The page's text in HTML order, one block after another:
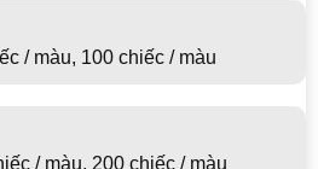
/ màu, 100 chiếc / màu
/ màu, 200 chiếc / màu